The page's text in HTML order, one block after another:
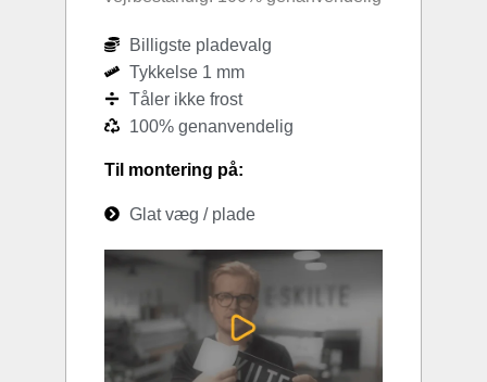
Billigste pladevalg
Tykkelse 1 mm
Tåler ikke frost
100% genanvendelig
Til montering på:
Glat væg / plade